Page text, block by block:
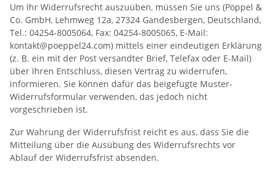
Um Ihr Widerrufsrecht auszuüben, müssen Sie uns (Pöppel &
Co. GmbH, Lehmweg 12a, 27324 Gandesbergen, Deutschland,
Tel.: 04254-8005064, Fax: 04254-8005065, E-Mail:
kontakt@poeppel24.com) mittels einer eindeutigen Erklärung
(z. B. ein mit der Post versandter Brief, Telefax oder E-Mail)
über Ihren Entschluss, diesen Vertrag zu widerrufen,
informieren. Sie können dafür das beigefügte Muster-
Widerrufsformular verwenden, das jedoch nicht
vorgeschrieben ist.
Zur Wahrung der Widerrufsfrist reicht es aus, dass Sie die
Mitteilung über die Ausübung des Widerrufsrechts vor
Ablauf der Widerrufsfrist absenden.